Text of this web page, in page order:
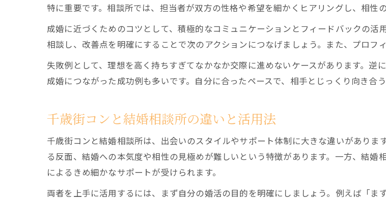
成婚に近づくための現実的な戦
結婚相談所利用者が実践す
3ヶ月ルールに沿った目標設
結婚相談所での仮交際から
婚活アプリと並行して理想
特に重要です。相談所では、担当者が双方の性格や希望を細かくヒアリングし、相性
成婚に近づくためのコツとして、積極的なコミュニケーションとフィードバックの
相談し、改善点を明確にすることで次のアクションにつなげましょう。また、プロフ
失敗例として、理想を高く持ちすぎてなかなか交際に進めないケースがあります。逆
成婚につながった成功例も多いです。自分に合ったペースで、相手とじっくり向き合う
千歳街コンと結婚相談所の違いと活用法
千歳街コンと結婚相談所は、出会いのスタイルやサポート体制に大きな違いがあり
る反面、結婚への本気度や相性の見極めが難しいという特徴があります。一方、結
によるきめ細かなサポートが受けられます。
両者を上手に活用するには、まず自分の婚活の目的を明確にしましょう。例えば「